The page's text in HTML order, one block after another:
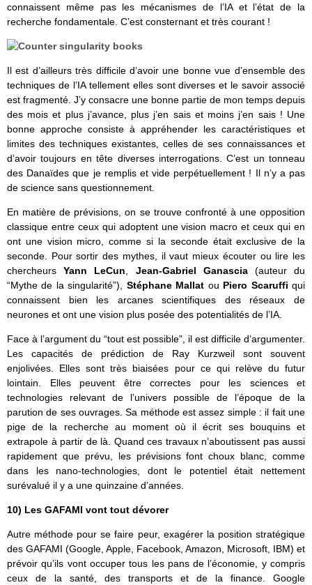
connaissent même pas les mécanismes de l’IA et l’état de la
recherche fondamentale. C’est consternant et très courant !
Il est d’ailleurs très difficile d’avoir une bonne vue d’ensemble des
techniques de l’IA tellement elles sont diverses et le savoir associé
est fragmenté. J’y consacre une bonne partie de mon temps depuis
des mois et plus j’avance, plus j’en sais et moins j’en sais ! Une
bonne approche consiste à appréhender les caractéristiques et
limites des techniques existantes, celles de ses connaissances et
d’avoir toujours en tête diverses interrogations. C’est un tonneau
des Danaïdes que je remplis et vide perpétuellement ! Il n’y a pas
de science sans questionnement.
En matière de prévisions, on se trouve confronté à une opposition
classique entre ceux qui adoptent une vision macro et ceux qui en
ont une vision micro, comme si la seconde était exclusive de la
seconde. Pour sortir des mythes, il vaut mieux écouter ou lire les
chercheursYann LeCun Jean-Gabriel Ganascia(auteur du
“Mythe de la singularité”), Stéphane Mallat ou Piero Scaruffiqui
connaissent bien les arcanes scientifiques des réseaux de
neurones et ont une vision plus posée des potentialités de l’IA.
Face à l’argument du “tout est possible”, il est difficile d’argumenter.
Les capacités de prédiction de Ray Kurzweil sont souvent
enjolivées. Elles sont très biaisées pour ce qui relève du futur
lointain. Elles peuvent être correctes pour les sciences et
technologies relevant de l’univers possible de l’époque de la
parution de ses ouvrages. Sa méthode est assez simple : il fait une
pige de la recherche au moment où il écrit ses bouquins et
extrapole à partir de là. Quand ces travaux n’aboutissent pas aussi
rapidement que prévu, les prévisions font choux blanc, comme
dans les nano-technologies, dont le potentiel était nettement
surévalué il y a une quinzaine d’années.
10) Les GAFAMI vont tout dévorer
Autre méthode pour se faire peur, exagérer la position stratégique
des GAFAMI (Google, Apple, Facebook, Amazon, Microsoft, IBM) et
prévoir qu’ils vont occuper tous les pans de l’économie, y compris
ceux de la santé, des transports et de la finance. Google